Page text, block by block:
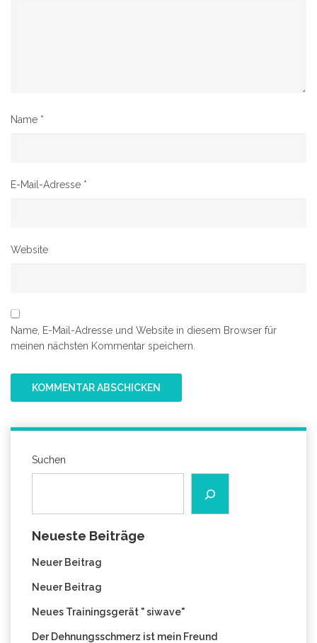
Name *
E-Mail-Adresse *
Website
Name, E-Mail-Adresse und Website in diesem Browser für
meinen nächsten Kommentar speichern.
Suchen
Neueste Beiträge
Neuer Beitrag
Neuer Beitrag
Neues Trainingsgerät " siwave"
Der Dehnungsschmerz ist mein Freund